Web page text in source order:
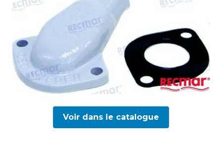
Voir dans le catalogue